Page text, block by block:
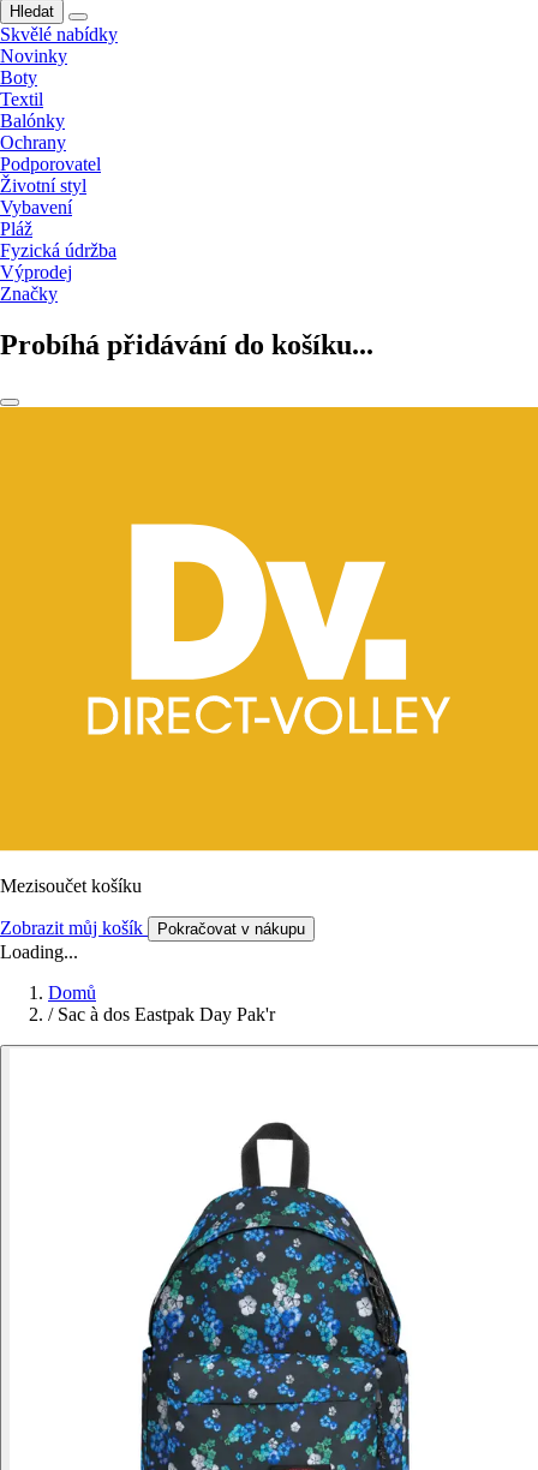
Hledat
Skvělé nabídky
Novinky
Boty
Textil
Balónky
Ochrany
Podporovatel
Životní styl
Vybavení
Pláž
Fyzická údržba
Výprodej
Značky
Probíhá přidávání do košíku...
Mezisoučet košíku
Zobrazit můj košík Pokračovat v nákupu
Loading...
Domů
/ Sac à dos Eastpak Day Pak'r